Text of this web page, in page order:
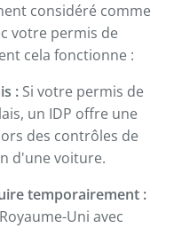
considéré comme
votre permis de
cela fonctionne :
: Si votre permis de
un IDP offre une
des contrôles de
d'une voiture.
temporairement :
Uni avec